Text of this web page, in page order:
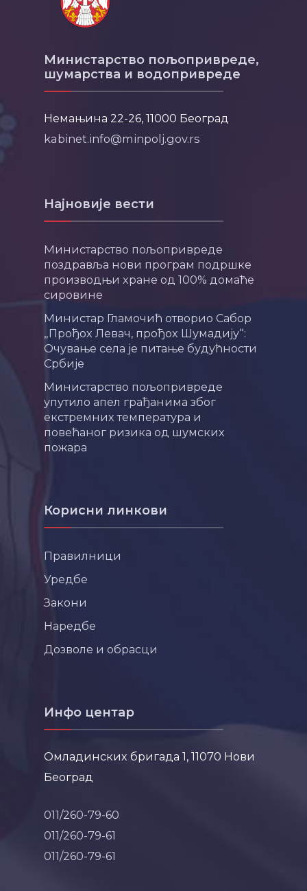
Министарство пољопривреде,
шумарства и водопривреде
Немањина 22-26, 11000 Београд
kabinet.info@minpolj.gov.rs
Најновије вести
Министарство пољопривреде
поздравља нови програм подршке
производњи хране од 100% домаће
сировине
Министар Гламочић отворио Сабор
„Прођох Левач, прођох Шумадију“:
Очување села је питање будућности
Србије
Министарство пољопривреде
упутило апел грађанима због
екстремних температура и
повећаног ризика од шумских
пожара
Корисни линкови
Правилници
Уредбе
Закони
Наредбе
Дозволе и обрасци
Инфо центар
Омладинских бригада 1, 11070 Нови
Београд
011/260-79-60
011/260-79-61
011/260-79-61